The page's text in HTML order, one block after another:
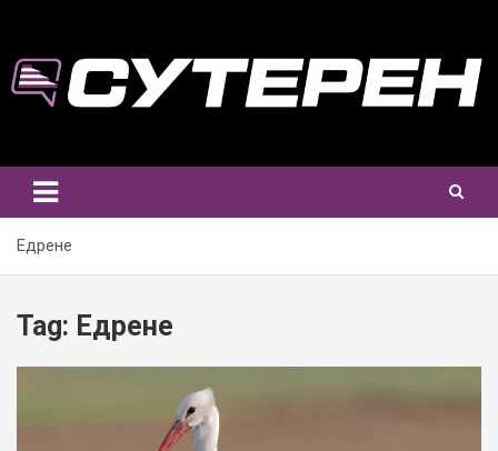
content
Едрене
Tag: Едрене